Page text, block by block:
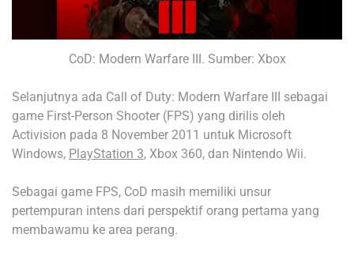
CoD: Modern Warfare III. Sumber: Xbox
Selanjutnya ada Call of Duty: Modern Warfare III sebagai
game First-Person Shooter (FPS) yang dirilis oleh
Activision pada 8 November 2011 untuk Microsoft
Windows, PlayStation 3, Xbox 360, dan Nintendo Wii.
Sebagai game FPS, CoD masih memiliki unsur
pertempuran intens dari perspektif orang pertama yang
membawamu ke area perang.